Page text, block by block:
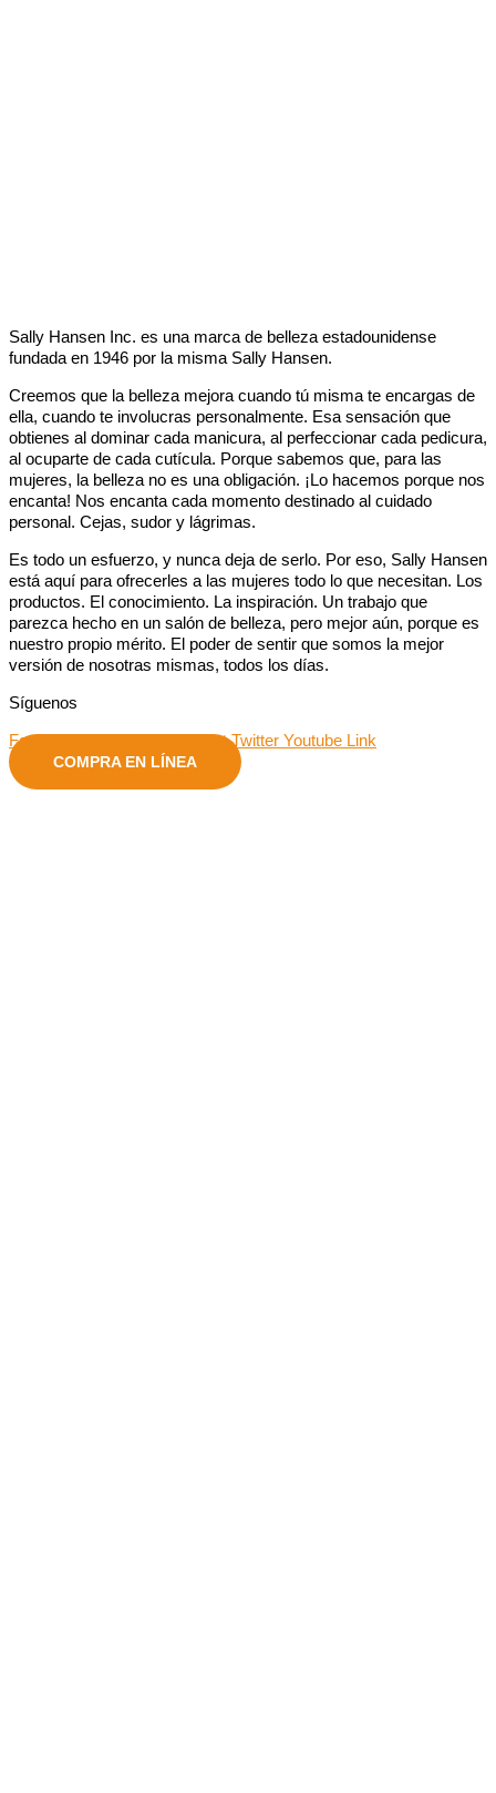
Sally Hansen Inc. es una marca de belleza estadounidense
fundada en 1946 por la misma Sally Hansen.
Creemos que la belleza mejora cuando tú misma te encargas de
ella, cuando te involucras personalmente. Esa sensación que
obtienes al dominar cada manicura, al perfeccionar cada pedicura,
al ocuparte de cada cutícula. Porque sabemos que, para las
mujeres, la belleza no es una obligación. ¡Lo hacemos porque nos
encanta! Nos encanta cada momento destinado al cuidado
personal. Cejas, sudor y lágrimas.
Es todo un esfuerzo, y nunca deja de serlo. Por eso, Sally Hansen
está aquí para ofrecerles a las mujeres todo lo que necesitan. Los
productos. El conocimiento. La inspiración. Un trabajo que
parezca hecho en un salón de belleza, pero mejor aún, porque es
nuestro propio mérito. El poder de sentir que somos la mejor
versión de nosotras mismas, todos los días.
Síguenos
Facebook Instagram Pinterest Twitter Youtube Link
COMPRA EN LÍNEA